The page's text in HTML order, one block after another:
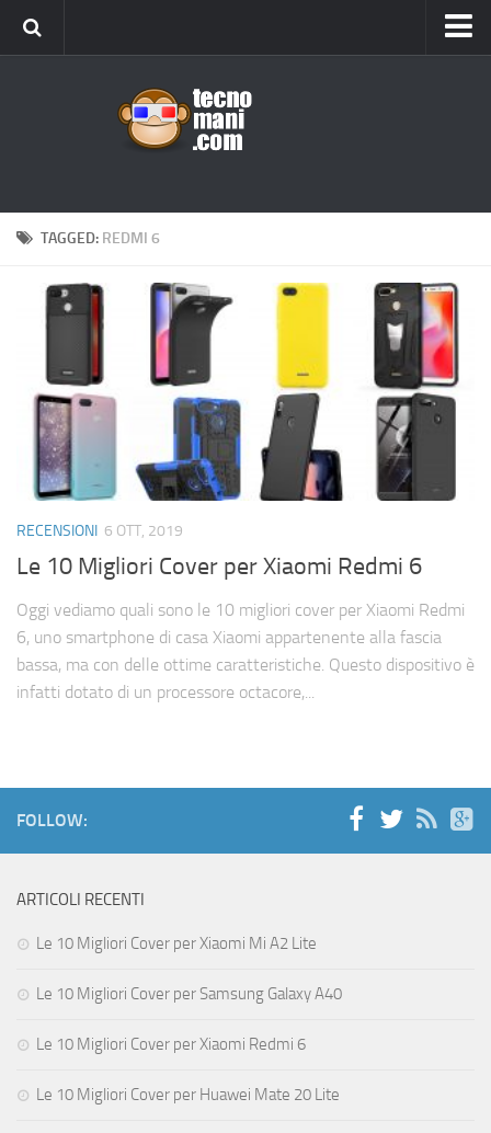
Windows
Cellulari
Recensioni
Contact Us
Privacy
Cerca
TAGGED: REDMI 6
RECENSIONI 6 OTT, 2019
Le 10 Migliori Cover per Xiaomi Redmi 6
Oggi vediamo quali sono le 10 migliori cover per Xiaomi Redmi
6, uno smartphone di casa Xiaomi appartenente alla fascia
bassa, ma con delle ottime caratteristiche. Questo dispositivo è
infatti dotato di un processore octacore,...
FOLLOW:
ARTICOLI RECENTI
Le 10 Migliori Cover per Xiaomi Mi A2 Lite
Le 10 Migliori Cover per Samsung Galaxy A40
Le 10 Migliori Cover per Xiaomi Redmi 6
Le 10 Migliori Cover per Huawei Mate 20 Lite